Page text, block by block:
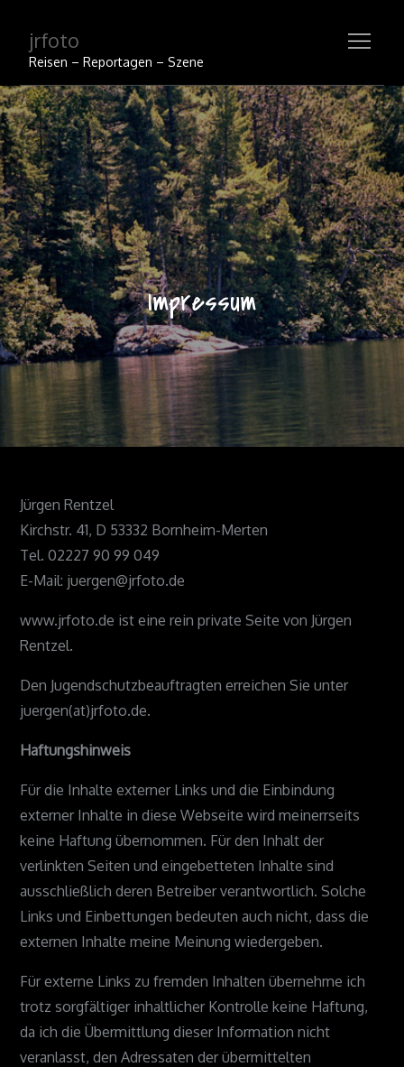
content
jrfoto
Reisen – Reportagen – Szene
Impressum
Jürgen Rentzel
Kirchstr. 41, D 53332 Bornheim-Merten
Tel. 02227 90 99 049
E-Mail: juergen@jrfoto.de
www.jrfoto.de ist eine rein private Seite von Jürgen
Rentzel.
Den Jugendschutzbeauftragten erreichen Sie unter
juergen(at)jrfoto.de.
Haftungshinweis
Für die Inhalte externer Links und die Einbindung
externer Inhalte in diese Webseite wird meinerrseits
keine Haftung übernommen. Für den Inhalt der
verlinkten Seiten und eingebetteten Inhalte sind
ausschließlich deren Betreiber verantwortlich. Solche
Links und Einbettungen bedeuten auch nicht, dass die
externen Inhalte meine Meinung wiedergeben.
Für externe Links zu fremden Inhalten übernehme ich
trotz sorgfältiger inhaltlicher Kontrolle keine Haftung,
da ich die Übermittlung dieser Information nicht
veranlasst, den Adressaten der übermittelten